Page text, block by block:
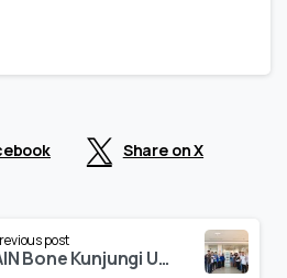
Share on X
post
Mahasiswa IAIN Bone Kunjungi UPA Perpustakaan UIN Palopo, Pelajari Tata Kelola Perpustakaan Modern